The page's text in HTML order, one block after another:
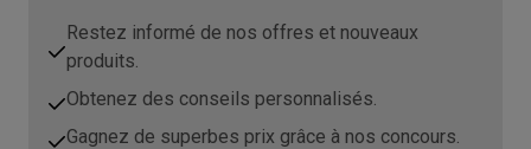
Restez informé de nos offres et nouveaux
produits.
Obtenez des conseils personnalisés.
Gagnez de superbes prix grâce à nos concours.